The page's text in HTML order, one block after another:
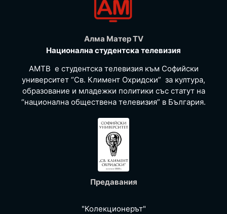
Алма Матер TV
Национална студентска телевизия
АМТВ е студентска телевизия към Софийски
университет “Св. Климент Охридски” за култура,
образование и младежки политики със статут на
“национална обществена телевизия” в България.
Предавания
"Колекционерът"